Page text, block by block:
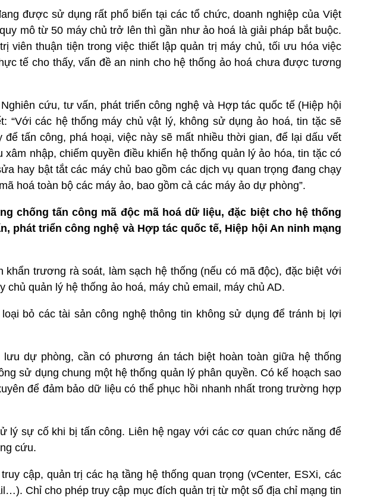
được sử dụng rất phổ biến tại các tổ chức, doanh nghiệp của Việt
mô từ 50 máy chủ trở lên thì gần như ảo hoá là giải pháp bắt buộc.
viên thuận tiện trong việc thiết lập quản trị máy chủ, tối ưu hóa việc
tế cho thấy, vấn đề an ninh cho hệ thống ảo hoá chưa được tương
cứu, tư vấn, phát triển công nghệ và Hợp tác quốc tế (Hiệp hội
“Với các hệ thống máy chủ vật lý, không sử dụng ảo hoá, tin tặc sẽ
tấn công, phá hoại, việc này sẽ mất nhiều thời gian, để lại dấu vết
xâm nhập, chiếm quyền điều khiển hệ thống quản lý ảo hóa, tin tặc có
hay bật tắt các máy chủ bao gồm các dịch vụ quan trọng đang chạy
hoá toàn bộ các máy ảo, bao gồm cả các máy ảo dự phòng”.
chống tấn công mã độc mã hoá dữ liệu, đặc biệt cho hệ thống
phát triển công nghệ và Hợp tác quốc tế, Hiệp hội An ninh mạng
khẩn trương rà soát, làm sạch hệ thống (nếu có mã độc), đặc biệt với
chủ quản lý hệ thống ảo hoá, máy chủ email, máy chủ AD.
bỏ các tài sản công nghệ thông tin không sử dụng để tránh bị lợi
dự phòng, cần có phương án tách biệt hoàn toàn giữa hệ thống
sử dụng chung một hệ thống quản lý phân quyền. Có kế hoạch sao
để đảm bảo dữ liệu có thể phục hồi nhanh nhất trong trường hợp
lý sự cố khi bị tấn công. Liên hệ ngay với các cơ quan chức năng để
cứu.
cập, quản trị các hạ tầng hệ thống quan trọng (vCenter, ESXi, các
Chỉ cho phép truy cập mục đích quản trị từ một số địa chỉ mạng tin